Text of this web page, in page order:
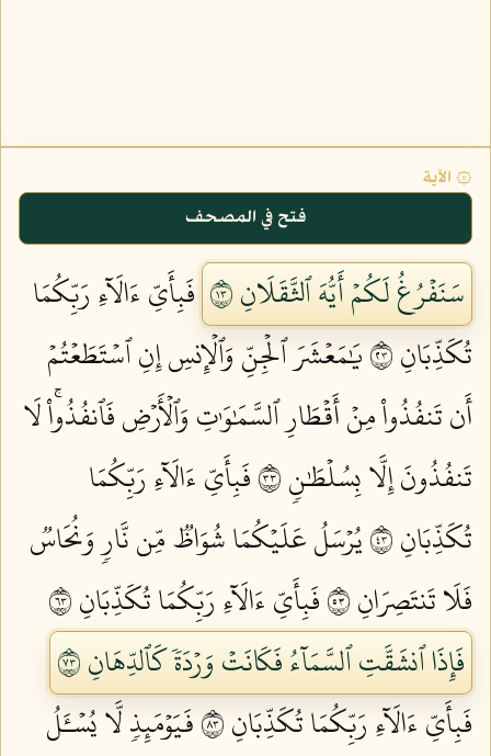
۞ الآية
فتح في المصحف
سَنَفۡرُغُ لَكُمۡ أَيُّهَ ٱلثَّقَلَانِ ٣١
فَبِأَيِّ ءَالَآءِ رَبِّكُمَا
تُكَذِّبَانِ ٣٢
يَٰمَعۡشَرَ ٱلۡجِنِّ وَٱلۡإِنسِ إِنِ ٱسۡتَطَعۡتُمۡ
أَن تَنفُذُواْ مِنۡ أَقۡطَارِ ٱلسَّمَٰوَٰتِ وَٱلۡأَرۡضِ فَٱنفُذُواْۚ لَا
تَنفُذُونَ إِلَّا بِسُلۡطَٰنٖ ٣٣
فَبِأَيِّ ءَالَآءِ رَبِّكُمَا
تُكَذِّبَانِ ٣٤
يُرۡسَلُ عَلَيۡكُمَا شُوَاظٞ مِّن نَّارٖ وَنُحَاسٞ
فَلَا تَنتَصِرَانِ ٣٥
فَبِأَيِّ ءَالَآءِ رَبِّكُمَا تُكَذِّبَانِ ٣٦
فَإِذَا ٱنشَقَّتِ ٱلسَّمَآءُ فَكَانَتۡ وَرۡدَةٗ كَٱلدِّهَانِ ٣٧
فَبِأَيِّ ءَالَآءِ رَبِّكُمَا تُكَذِّبَانِ ٣٨
فَيَوۡمَئِذٖ لَّا يُسۡـَٔلُ